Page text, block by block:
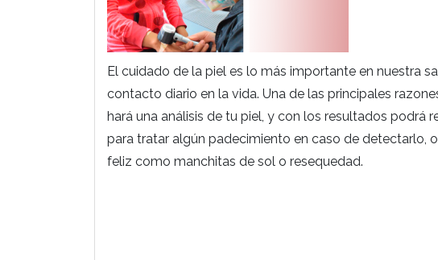
El cuidado de la piel es lo más importante en nuestra
contacto diario en la vida. Una de las principales
hará una análisis de tu piel, y con los resultados podrá
para tratar algún padecimiento en caso de detectarlo,
feliz como manchitas de sol o resequedad.